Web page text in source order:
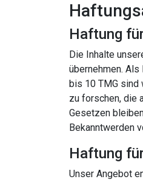
Haftung
Die Inhalte
übernehmen.
bis 10 TMG sind
zu forschen, die
Gesetzen
Bekanntwerden
Haftung
Unser Angebot